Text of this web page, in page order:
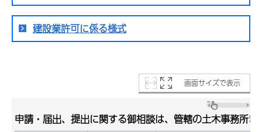
建設業許可に係る様式
画面サイズで表示
申請・届出、提出に関する御相談は、管轄の土木事務所